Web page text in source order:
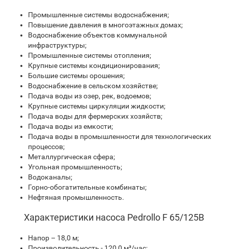
Промышленные системы водоснабжения;
Повышение давления в многоэтажных домах;
Водоснабжение объектов коммунальной
инфраструктуры;
Промышленные системы отопления;
Крупные системы кондиционирования;
Большие системы орошения;
Водоснабжение в сельском хозяйстве;
Подача воды из озер, рек, водоемов;
Крупные системы циркуляции жидкости;
Подача воды для фермерских хозяйств;
Подача воды из емкости;
Подача воды в промышленности для технологических
процессов;
Металлургическая сфера;
Угольная промышленность;
Водоканалы;
Горно-обогатительные комбинаты;
Нефтяная промышленность.
Характеристики насоса Pedrollo F 65/125B
Напор – 18,0 м;